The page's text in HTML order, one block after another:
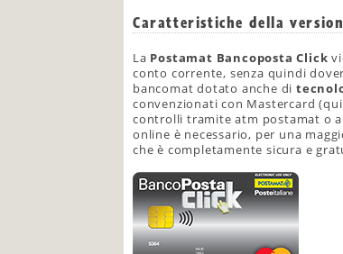
Caratteristiche della
La Postamat Bancoposta Click
conto corrente, senza quindi
bancomat dotato anche di
convenzionati con Mastercard
controlli tramite atm postamat o
online è necessario, per una
che è completamente sicura e